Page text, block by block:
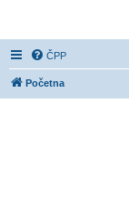
ČPP
Početna